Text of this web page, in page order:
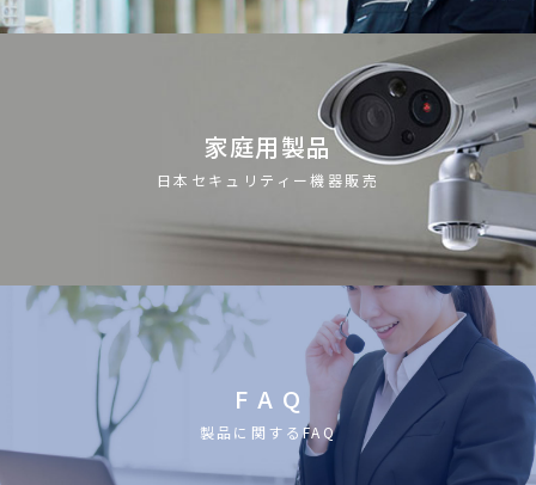
家庭用製品
日本セキュリティー機器販売
F A Q
製品に関するFAQ